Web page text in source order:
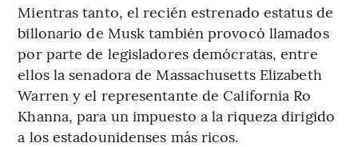
Mientras tanto, el recién estrenado estatus de
billonario de Musk también provocó llamados
por parte de legisladores demócratas, entre
ellos la senadora de Massachusetts Elizabeth
Warren y el representante de California Ro
Khanna, para un impuesto a la riqueza dirigido
a los estadounidenses más ricos.